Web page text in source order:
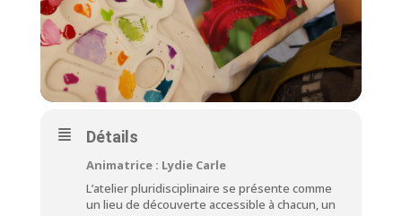
Détails
Animatrice : Lydie Carle
L’atelier pluridisciplinaire se présente comme
un lieu de découverte accessible à chacun, un